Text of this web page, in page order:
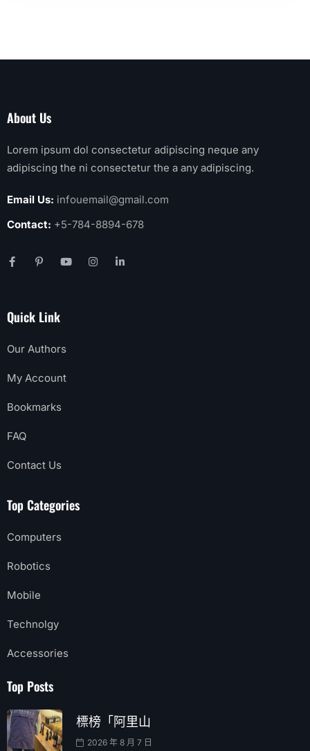
About Us
Lorem ipsum dol consectetur adipiscing neque any
adipiscing the ni consectetur the a any adipiscing.
Email Us: infouemail@gmail.com
Contact: +5-784-8894-678
Quick Link
Our Authors
My Account
Bookmarks
FAQ
Contact Us
Top Categories
Computers
Robotics
Mobile
Technolgy
Accessories
Top Posts
標榜「阿里山
2026 年 8 月 7 日